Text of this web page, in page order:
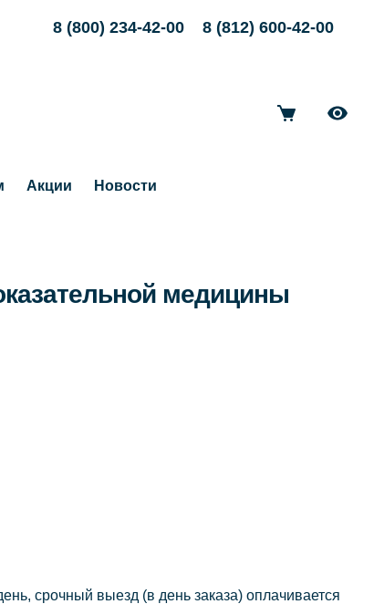
8 (800) 234-42-00 8 (812) 600-42-00
Акции Новости
медицины
срочный выезд (в день заказа) оплачивается